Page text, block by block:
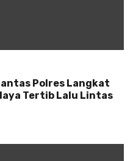
Polres Langkat
Tertib Lalu Lintas